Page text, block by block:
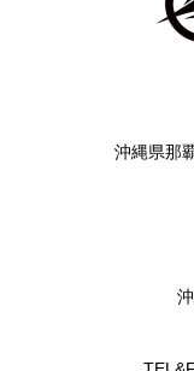
沖縄県那